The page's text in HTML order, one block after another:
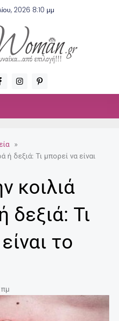
2026 8:10 μμ
I
n
s
P
i
n
p
»
ή δεξιά: Τι μπορεί να είναι
κοιλιά
δεξιά: Τι
το
πμ